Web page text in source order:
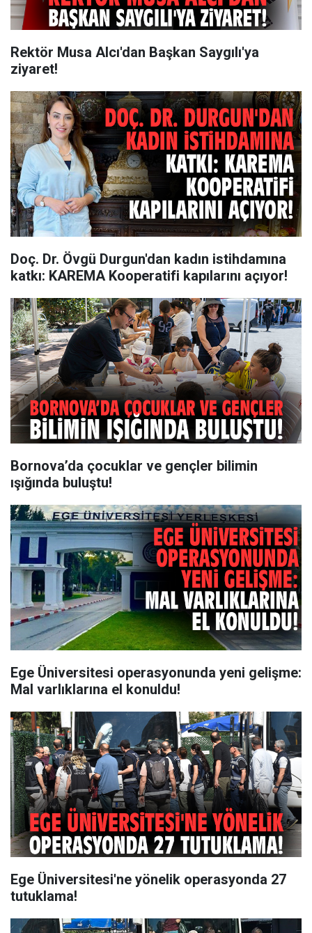
Rektör Musa Alcı'dan Başkan Saygılı'ya
ziyaret!
Doç. Dr. Övgü Durgun'dan kadın istihdamına
katkı: KAREMA Kooperatifi kapılarını açıyor!
Bornova’da çocuklar ve gençler bilimin
ışığında buluştu!
Ege Üniversitesi operasyonunda yeni gelişme:
Mal varlıklarına el konuldu!
Ege Üniversitesi'ne yönelik operasyonda 27
tutuklama!